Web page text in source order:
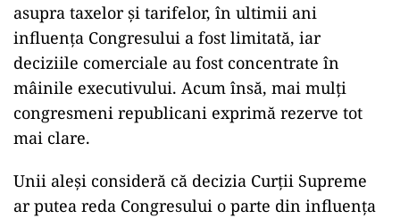
asupra taxelor și tarifelor, în ultimii ani
influența Congresului a fost limitată, iar
deciziile comerciale au fost concentrate în
mâinile executivului. Acum însă, mai mulți
congresmeni republicani exprimă rezerve tot
mai clare.
Unii aleși consideră că decizia Curții Supreme
ar putea reda Congresului o parte din influența